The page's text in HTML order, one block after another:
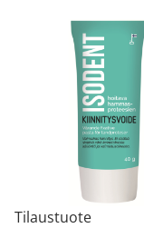
Tilaustuote